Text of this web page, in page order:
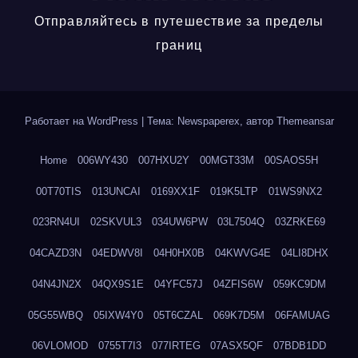
Отправляйтесь в путешествие за пределы
границ
Работает на WordPress Тема: Newspaperex, автор Themeansar
Home 006WY430 007HXU2Y 00MGT33M 00SAOS5H
00T70TIS 013UNCAI 0169XX1F 019K5LTP 01WS9NX2
023RN4UI 02SKVUL3 034UW6PW 03L7504Q 03ZRKE69
04CAZD3N 04EDWV8I 04H0HX0B 04KWVG4E 04LI8DHX
04N4JN2X 04QX9S1E 04YFC57J 04ZFIS6W 059KC9DM
05G55WBQ 05IXW4Y0 05T6CZAL 069K7D5M 06FAMUAG
06VLOMOD 0755T7I3 077IRTEG 07ASX5QF 07BDB1DD